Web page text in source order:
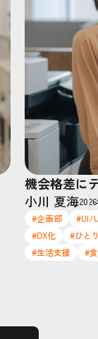
機会格差に
小川 夏海
#企画部
#UI/
#DX化
#ひと
#生活支援
#